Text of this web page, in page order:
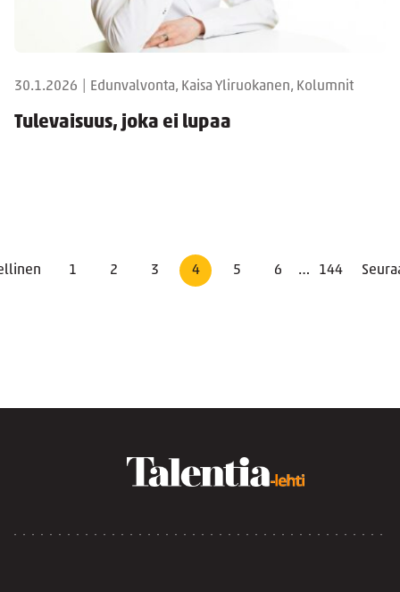
30.1.2026 Edunvalvonta, Kaisa Yliruokanen, Kolumnit
Tulevaisuus, joka ei lupaa
1 2 3 4 5 6 … 144